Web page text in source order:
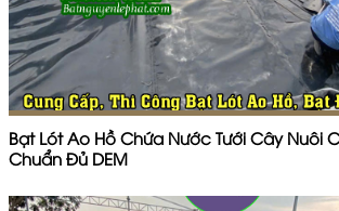
Bạt Lót Ao Hồ Chứa Nước Tưới Cây Nuôi
Chuẩn Đủ DEM